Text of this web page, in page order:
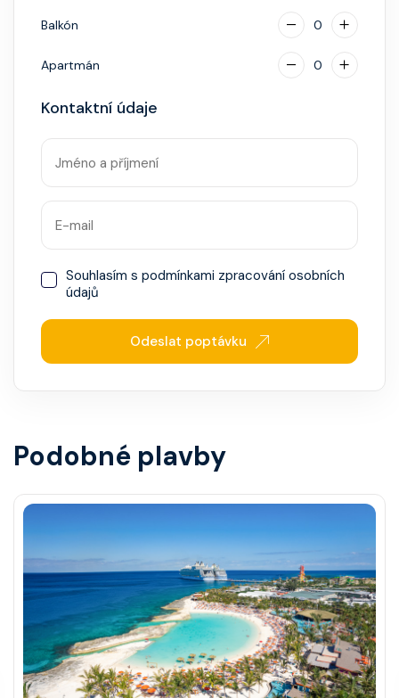
Balkón 0
Apartmán 0
Kontaktní údaje
Souhlasím s podmínkami zpracování osobních
údajů
Odeslat poptávku
Podobné plavby